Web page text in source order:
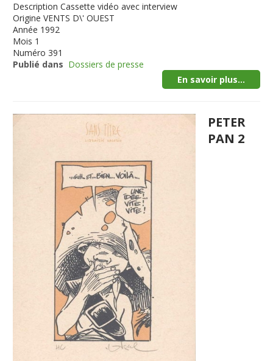
Description Cassette vidéo avec interview
Origine VENTS D\' OUEST
Année 1992
Mois 1
Numéro 391
Publié dans Dossiers de presse
En savoir plus...
PETER
PAN 2